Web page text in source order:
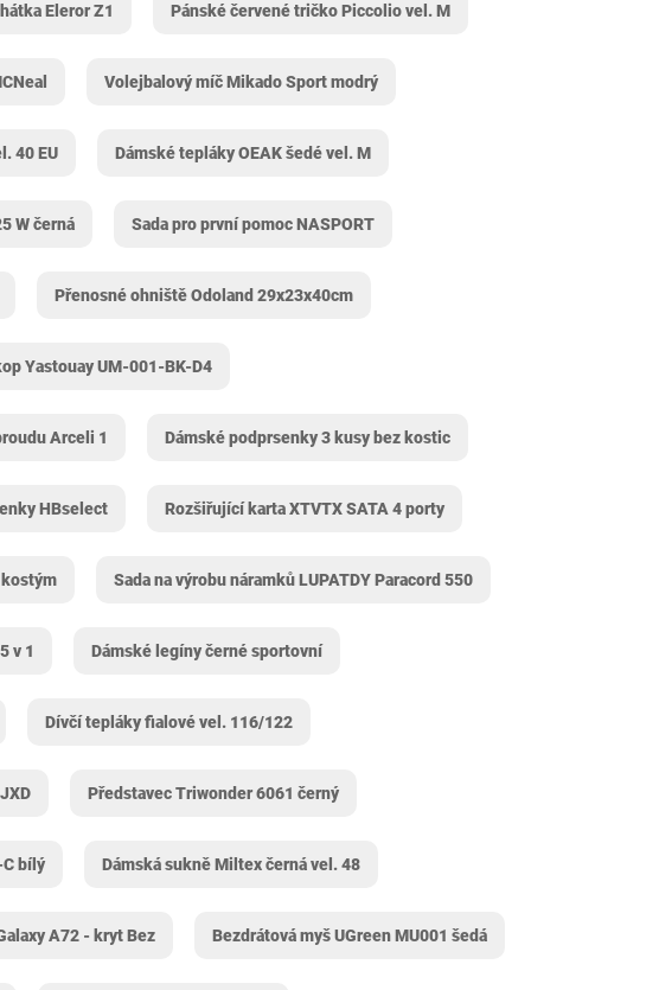
Eleror Z1 Pánské červené tričko Piccolio vel. M
Volejbalový míč Mikado Sport modrý
40 EU Dámské tepláky OEAK šedé vel. M
W černá Sada pro první pomoc NASPORT
Přenosné ohniště Odoland 29x23x40cm
Yastouay UM-001-BK-D4
Arceli 1 Dámské podprsenky 3 kusy bez kostic
HBselect Rozšiřující karta XTVTX SATA 4 porty
Sada na výrobu náramků LUPATDY Paracord 550
v 1 Dámské legíny černé sportovní
Dívčí tepláky fialové vel. 116/122
Představec Triwonder 6061 černý
C bílý Dámská sukně Miltex černá vel. 48
A72 - kryt Bez Bezdrátová myš UGreen MU001 šedá